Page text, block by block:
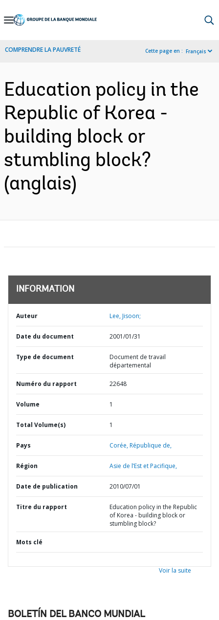
Skip
Navigation
COMPRENDRE LA PAUVRETÉ Cette page en : Français
Education policy in the
Republic of Korea -
building block or
stumbling block?
(anglais)
INFORMATION
Auteur Lee, Jisoon;
Date du document 2001/01/31
Type de document
Document de travail
départemental
Numéro du rapport 22648
Volume 1
Total Volume(s) 1
Pays Corée,République de,
Région Asie de l’Est et Pacifique,
Date de publication 2010/07/01
Titre du rapport
Education policy in the Republic
of Korea - building block or
stumbling block?
Mots clé
Voir la suite
BOLETÍN DEL BANCO MUNDIAL